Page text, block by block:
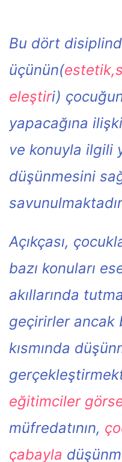
Bu dört
üçünün(
eleştiri)
yapacağına
ve konuyla ilgili
düşünmesini
Açıkçası,
bazı konuları
akıllarında
geçirirler ancak
kısmında
eğitimciler
müfredatının,
çabayla